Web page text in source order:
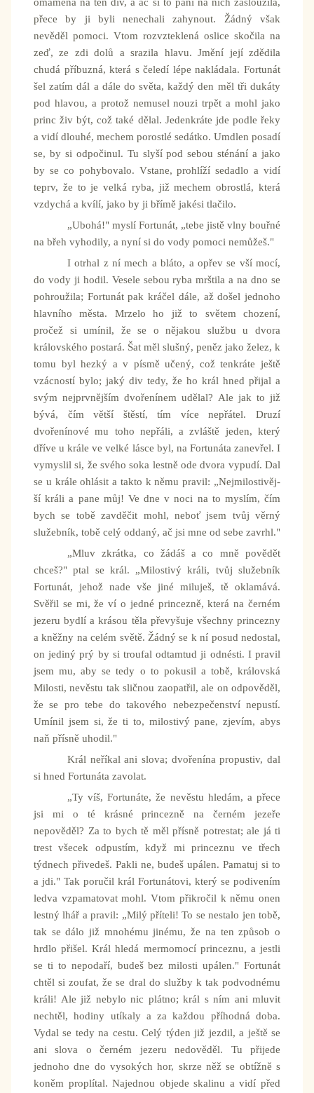
omámená na ten div, a ač si to paní na nich zasloužila,
přece by ji byli nenechali zahynout. Žádný však
nevěděl pomoci. Vtom rozvzteklená oslice skočila na
zeď, ze zdi dolů a srazila hlavu. Jmění její zdědila
chudá příbuzná, která s čeledí lépe nakládala. Fortunát
šel zatím dál a dále do světa, každý den měl tři dukáty
pod hlavou, a protož nemusel nouzi trpět a mohl jako
princ živ být, což také dělal. Jedenkráte jde podle řeky
a vidí dlouhé, mechem porostlé sedátko. Umdlen posadí
se, by si odpočinul. Tu slyší pod sebou sténání a jako
by se co pohybovalo. Vstane, prohlíží sedadlo a vidí
teprv, že to je velká ryba, již mechem obrostlá, která
vzdychá a kvílí, jako by ji břímě jakési tlačilo.
„Ubohá!" myslí Fortunát, „tebe jistě vlny bouřné
na břeh vyhodily, a nyní si do vody pomoci nemůžeš."
I otrhal z ní mech a bláto, a opřev se vší mocí,
do vody ji hodil. Vesele sebou ryba mrštila a na dno se
pohroužila; Fortunát pak kráčel dále, až došel jednoho
hlavního města. Mrzelo ho již to světem chození,
pročež si umínil, že se o nějakou službu u dvora
královského postará. Šat měl slušný, peněz jako želez, k
tomu byl hezký a v písmě učený, což tenkráte ještě
vzácností bylo; jaký div tedy, že ho král hned přijal a
svým nejprvnějším dvořenínem udělal? Ale jak to již
bývá, čím větší štěstí, tím více nepřátel. Druzí
dvořenínové mu toho nepřáli, a zvláště jeden, který
dříve u krále ve velké lásce byl, na Fortunáta zanevřel. I
vymyslil si, že svého soka lestně ode dvora vypudí. Dal
se u krále ohlásit a takto k němu pravil: „Nejmilostivěj-
ší králi a pane můj! Ve dne v noci na to myslím, čím
bych se tobě zavděčit mohl, neboť jsem tvůj věrný
služebník, tobě celý oddaný, ač jsi mne od sebe zavrhl."
„Mluv zkrátka, co žádáš a co mně povědět
chceš?" ptal se král. „Milostivý králi, tvůj služebník
Fortunát, jehož nade vše jiné miluješ, tě oklamává.
Svěřil se mi, že ví o jedné princezně, která na černém
jezeru bydlí a krásou těla převyšuje všechny princezny
a kněžny na celém světě. Žádný se k ní posud nedostal,
on jediný prý by si troufal odtamtud ji odnésti. I pravil
jsem mu, aby se tedy o to pokusil a tobě, královská
Milosti, nevěstu tak sličnou zaopatřil, ale on odpověděl,
že se pro tebe do takového nebezpečenství nepustí.
Umínil jsem si, že ti to, milostivý pane, zjevím, abys
naň přísně uhodil."
Král neříkal ani slova; dvořenína propustiv, dal
si hned Fortunáta zavolat.
„Ty víš, Fortunáte, že nevěstu hledám, a přece
jsi mi o té krásné princezně na černém jezeře
nepověděl? Za to bych tě měl přísně potrestat; ale já ti
trest všecek odpustím, když mi princeznu ve třech
týdnech přivedeš. Pakli ne, budeš upálen. Pamatuj si to
a jdi." Tak poručil král Fortunátovi, který se podivením
ledva vzpamatovat mohl. Vtom přikročil k němu onen
lestný lhář a pravil: „Milý příteli! To se nestalo jen tobě,
tak se dálo již mnohému jinému, že na ten způsob o
hrdlo přišel. Král hledá mermomocí princeznu, a jestli
se ti to nepodaří, budeš bez milosti upálen." Fortunát
chtěl si zoufat, že se dral do služby k tak podvodnému
králi! Ale již nebylo nic plátno; král s ním ani mluvit
nechtěl, hodiny utíkaly a za každou příhodná doba.
Vydal se tedy na cestu. Celý týden již jezdil, a ještě se
ani slova o černém jezeru nedověděl. Tu přijede
jednoho dne do vysokých hor, skrze něž se obtížně s
koněm proplítal. Najednou objede skalinu a vidí před